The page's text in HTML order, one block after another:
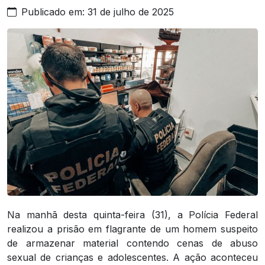
Publicado em: 31 de julho de 2025
Na manhã desta quinta-feira (31), a Polícia Federal
realizou a prisão em flagrante de um homem suspeito
de armazenar material contendo cenas de abuso
sexual de crianças e adolescentes. A ação aconteceu